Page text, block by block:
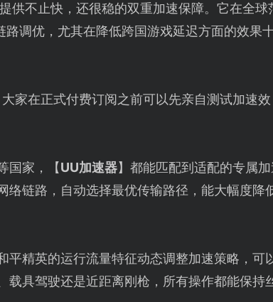
供不止快，还很稳的双重加速保障。它在全球
调优，尤其在降低跨国游戏延迟方面的效果
家在正式付费订阅之前可以先亲自测试加速效
国家，【UU加速器】都能匹配到适配的专属加
络链路，自动选择最优传输路径，能大幅度降
平精英的运行流量特征动态调整加速策略，可
具驾驶还是近距离刚枪，所有操作都能保持